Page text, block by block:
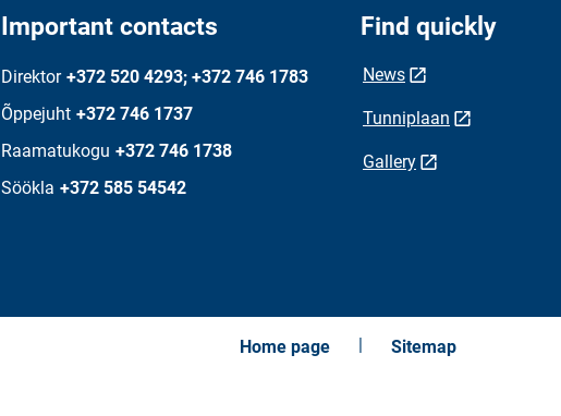
Important contacts
Direktor +372 520 4293; +372 746 1783
Õppejuht +372 746 1737
Raamatukogu +372 746 1738
Söökla +372 585 54542
Find quickly
News
Tunniplaan
Gallery
Home page Sitemap